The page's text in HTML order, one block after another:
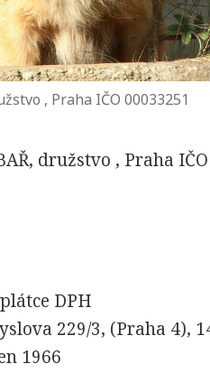
, Praha IČO 00033251
družstvo , Praha
DPH
229/3, (Praha 4),
1966